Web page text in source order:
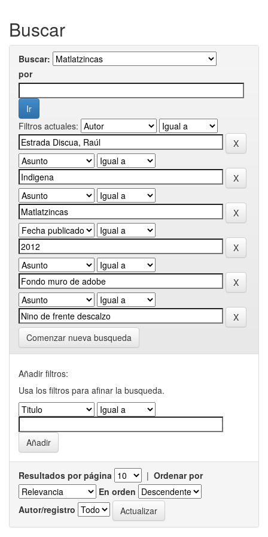
Buscar
Buscar:
por
Filtros actuales:
Comenzar nueva busqueda
Añadir filtros:
Usa los filtros para afinar la busqueda.
Resultados por página | Ordenar por
En orden
Autor/registro